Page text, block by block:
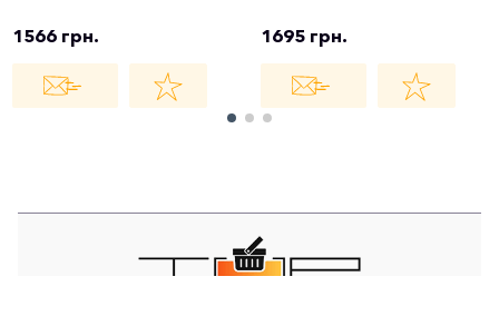
1566 грн. 1695 грн.